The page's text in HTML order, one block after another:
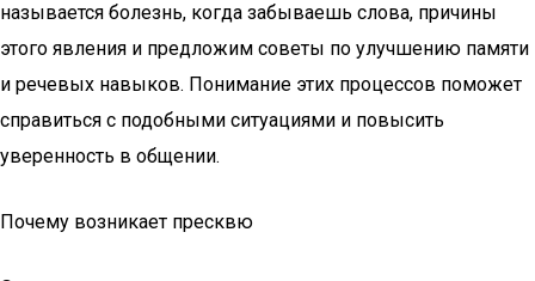
называется болезнь, когда забываешь слова, причины
этого явления и предложим советы по улучшению памяти
и речевых навыков. Понимание этих процессов поможет
справиться с подобными ситуациями и повысить
уверенность в общении.
Почему возникает пресквю